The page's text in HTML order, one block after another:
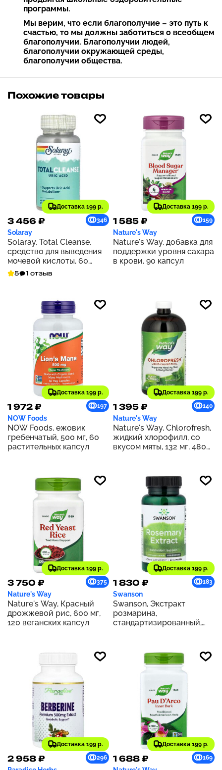
программы.
Мы верим, что если благополучие – это путь к
счастью, то мы должны заботиться о всеобщем
благополучии. Благополучии людей,
благополучии окружающей среды,
благополучии общества.
Похожие товары
Доставка 199 р.
3 456 ₽ 346
Solaray
Solaray, Total Cleanse,
средство для выведения
мочевой кислоты, 60
растительных капсул
5 1 отзыв
Доставка 199 р.
1 585 ₽ 159
Nature's Way
Nature's Way, добавка для
поддержки уровня сахара
в крови, 90 капсул
Доставка 199 р.
1 972 ₽ 197
NOW Foods
NOW Foods, ежовик
гребенчатый, 500 мг, 60
растительных капсул
Доставка 199 р.
1 395 ₽ 140
Nature's Way
Nature's Way, Chlorofresh,
жидкий хлорофилл, со
вкусом мяты, 132 мг, 480
Доставка 199 р.
3 750 ₽ 375
Nature's Way
Nature's Way, Красный
дрожжевой рис, 600 мг,
120 веганских капсул
Доставка 199 р.
1 830 ₽ 183
Swanson
Swanson, Экстракт
розмарина,
стандартизированный,
Доставка 199 р.
2 958 ₽ 296
Доставка 199 р.
1 688 ₽ 169